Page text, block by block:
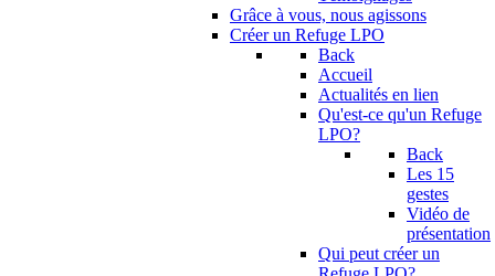
Grâce à vous, nous agissons
Créer un Refuge LPO
Back
Accueil
Actualités en lien
Qu'est-ce qu'un Refuge
LPO?
Back
Les 15
gestes
Vidéo de
présentation
Qui peut créer un